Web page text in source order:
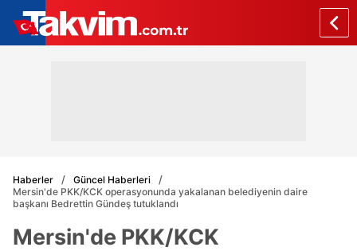
Haberler
Güncel Haberleri
Mersin'de PKK/KCK operasyonunda yakalanan belediyenin daire
başkanı Bedrettin Gündeş tutuklandı
Mersin'de PKK/KCK